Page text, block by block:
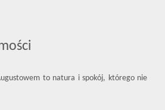
to natura i spokój, którego nie